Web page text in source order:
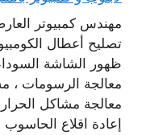
مهندس كمبيوتر
تصليح أعطال
ظهور الشاشة
معالجة الرسومات ،
معالجة مشاكل
إعادة اقلاع